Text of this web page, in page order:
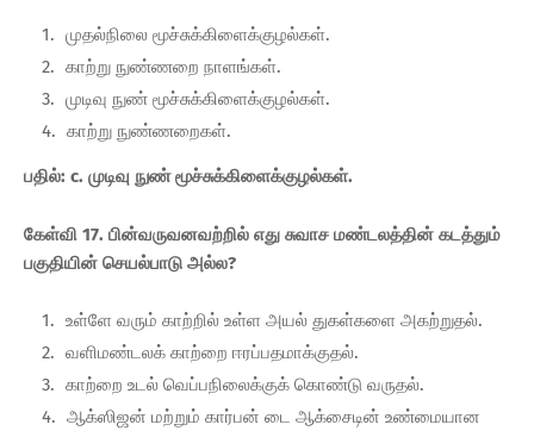
முதல்நிலை மூச்சுக்கிளைக்குழல்கள்.
காற்று நுண்ணறை நாளங்கள்.
முடிவு நுண் மூச்சுக்கிளைக்குழல்கள்.
காற்று நுண்ணறைகள்.
பதில்: c. முடிவு நுண் மூச்சுக்கிளைக்குழல்கள்.
கேள்வி 17. பின்வருவனவற்றில் எது சுவாச மண்டலத்தின் கடத்தும்
பகுதியின் செயல்பாடு அல்ல?
உள்ளே வரும் காற்றில் உள்ள அயல் துகள்களை அகற்றுதல்.
வளிமண்டலக் காற்றை ஈரப்பதமாக்குதல்.
காற்றை உடல் வெப்பநிலைக்குக் கொண்டு வருதல்.
ஆக்ஸிஜன் மற்றும் கார்பன் டை ஆக்சைடின் உண்மையான